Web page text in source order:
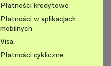
Płatności kredytowe
Płatności w aplikacjach
mobilnych
Visa
Płatności cykliczne